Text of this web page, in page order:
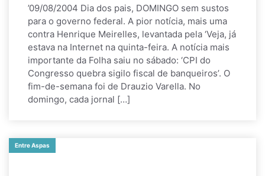
’09/08/2004 Dia dos pais, DOMINGO sem sustos
para o governo federal. A pior notícia, mais uma
contra Henrique Meirelles, levantada pela ‘Veja, já
estava na Internet na quinta-feira. A notícia mais
importante da Folha saiu no sábado: ‘CPI do
Congresso quebra sigilo fiscal de banqueiros’. O
fim-de-semana foi de Drauzio Varella. No
domingo, cada jornal […]
Entre Aspas